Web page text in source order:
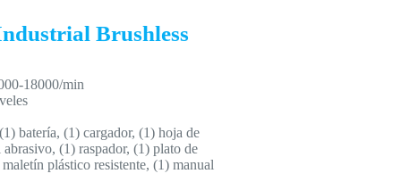
Brushless
18000/min
batería, (1) cargador, (1) hoja de
(1) raspador, (1) plato de
plástico resistente, (1) manual